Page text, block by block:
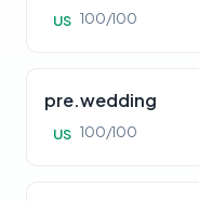
US 100/100
pre.wedding
US 100/100